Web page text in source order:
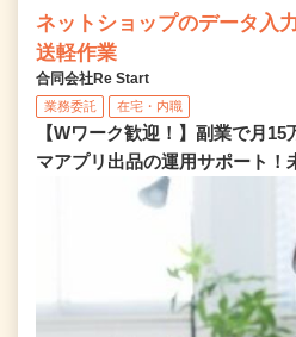
ネットショップのデータ入
送軽作業
合同会社Re Start
業務委託 在宅・内職
【Wワーク歓迎！】副業で月
マアプリ出品の運用サポート！